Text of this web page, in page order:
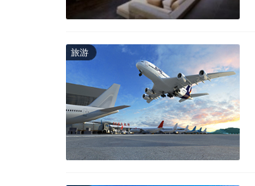
旅游